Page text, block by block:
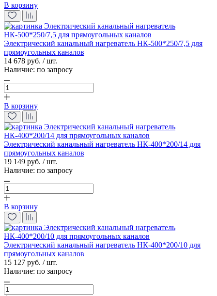
В корзину
Электрический канальный нагреватель НК-500*250/7,5 для
прямоугольных каналов
14 678 руб. / шт.
Наличие: по запросу
В корзину
Электрический канальный нагреватель НК-400*200/14 для
прямоугольных каналов
19 149 руб. / шт.
Наличие: по запросу
В корзину
Электрический канальный нагреватель НК-400*200/10 для
прямоугольных каналов
15 127 руб. / шт.
Наличие: по запросу